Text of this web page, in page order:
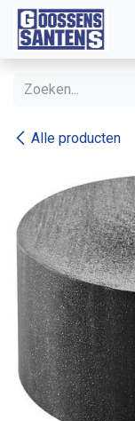
Overslaan naar inhoud
Alle producten